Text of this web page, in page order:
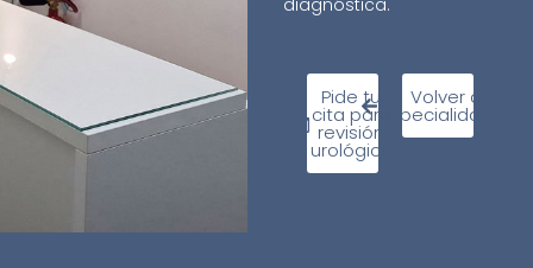
Pide tu
cita para
revisión
urológica
Volver a
especialidades